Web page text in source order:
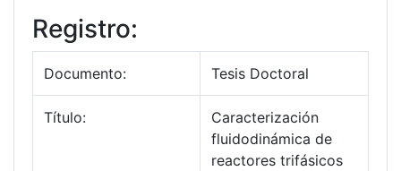
Registro:
Documento: Tesis Doctoral
Título:
Caracterización
fluidodinámica de
reactores trifásicos